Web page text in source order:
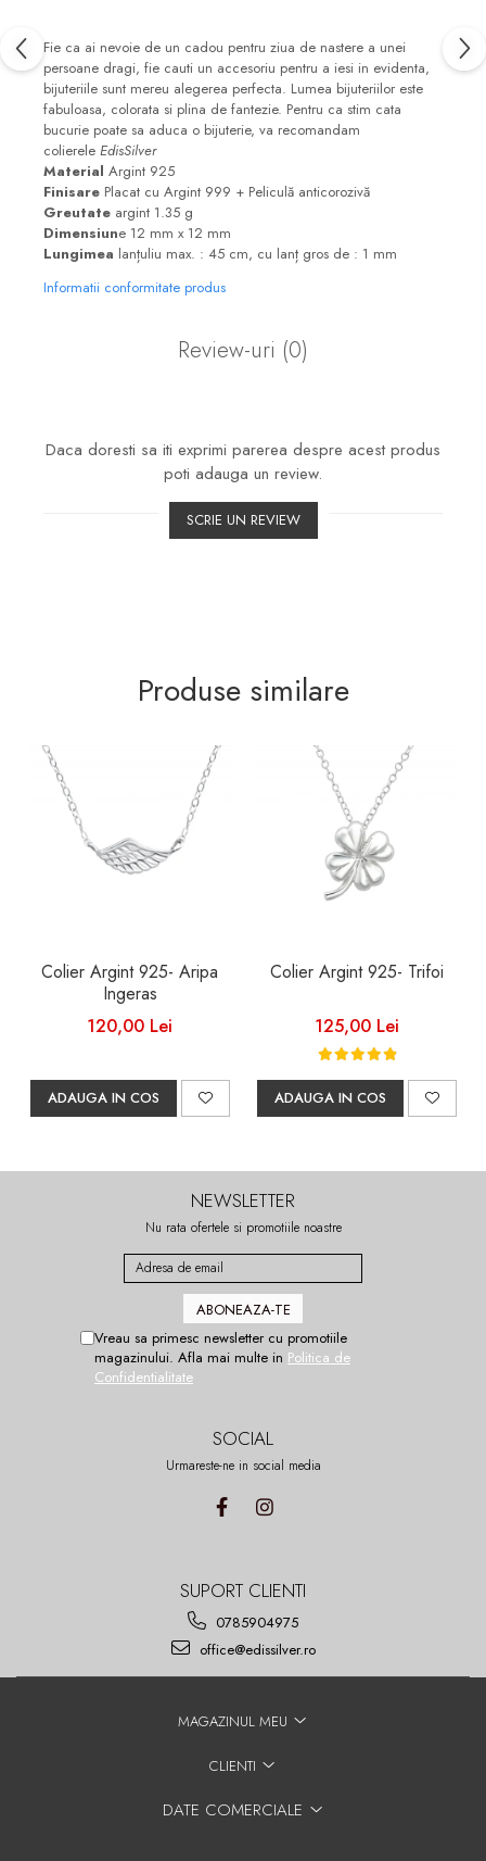
Fie ca ai nevoie de un cadou pentru ziua de nastere a unei
persoane dragi, fie cauti un accesoriu pentru a iesi in evidenta,
bijuteriile sunt mereu alegerea perfecta. Lumea bijuteriilor este
fabuloasa, colorata si plina de fantezie. Pentru ca stim cata
bucurie poate sa aduca o bijuterie, va recomandam
colierele EdisSilver
Material Argint 925
Finisare Placat cu Argint 999 + Peliculă anticorozivă
Greutate argint 1.35 g
Dimensiune 12 mm x 12 mm
Lungimea lanțuliu max. : 45 cm, cu lanț gros de : 1 mm
Informatii conformitate produs
Review-uri (0)
Daca doresti sa iti exprimi parerea despre acest produs
poti adauga un review.
SCRIE UN REVIEW
Produse similare
Colier Argint 925- Aripa
Ingeras
120,00 Lei
ADAUGA IN COS
Colier Argint 925- Trifoi
125,00 Lei
ADAUGA IN COS
NEWSLETTER
Nu rata ofertele si promotiile noastre
Vreau sa primesc newsletter cu promotiile
magazinului. Afla mai multe in Politica de
Confidentialitate
SOCIAL
Urmareste-ne in social media
SUPORT CLIENTI
0785904975
office@edissilver.ro
MAGAZINUL MEU
CLIENTI
DATE COMERCIALE